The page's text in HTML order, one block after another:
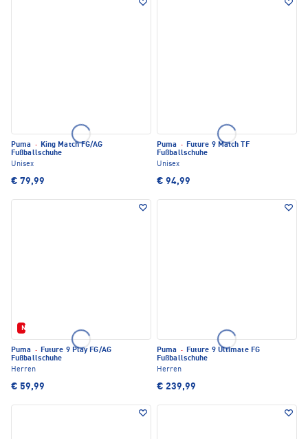
Puma · King Match FG/AG
Fußballschuhe
Unisex
€ 79,99
Puma · Future 9 Match TF
Fußballschuhe
Unisex
€ 94,99
Neu
Puma · Future 9 Play FG/AG
Fußballschuhe
Herren
€ 59,99
Puma · Future 9 Ultimate FG
Fußballschuhe
Herren
€ 239,99